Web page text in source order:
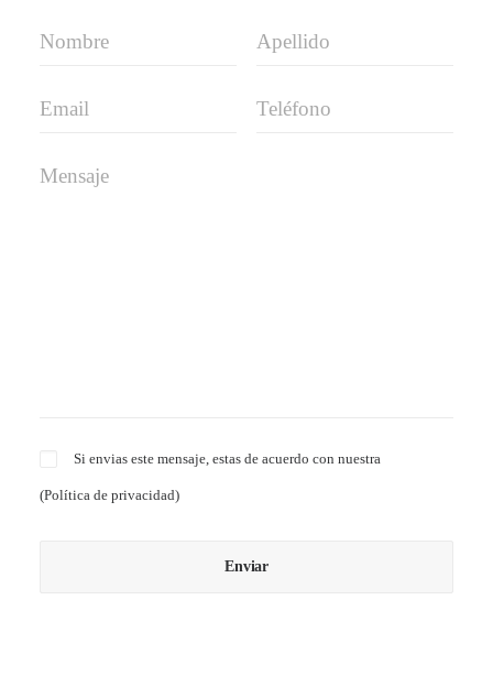
Si envias este mensaje, estas de acuerdo con nuestra
(Política de privacidad)